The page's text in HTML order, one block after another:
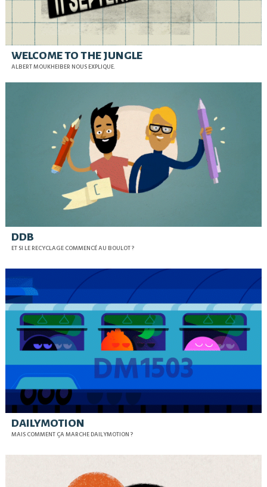
WELCOME TO THE JUNGLE
ALBERT MOUKHEIBER NOUS EXPLIQUE.
DDB
ET SI LE RECYCLAGE COMMENCÉ AU BOULOT ?
DAILYMOTION
MAIS COMMENT ÇA MARCHE DAILYMOTION ?